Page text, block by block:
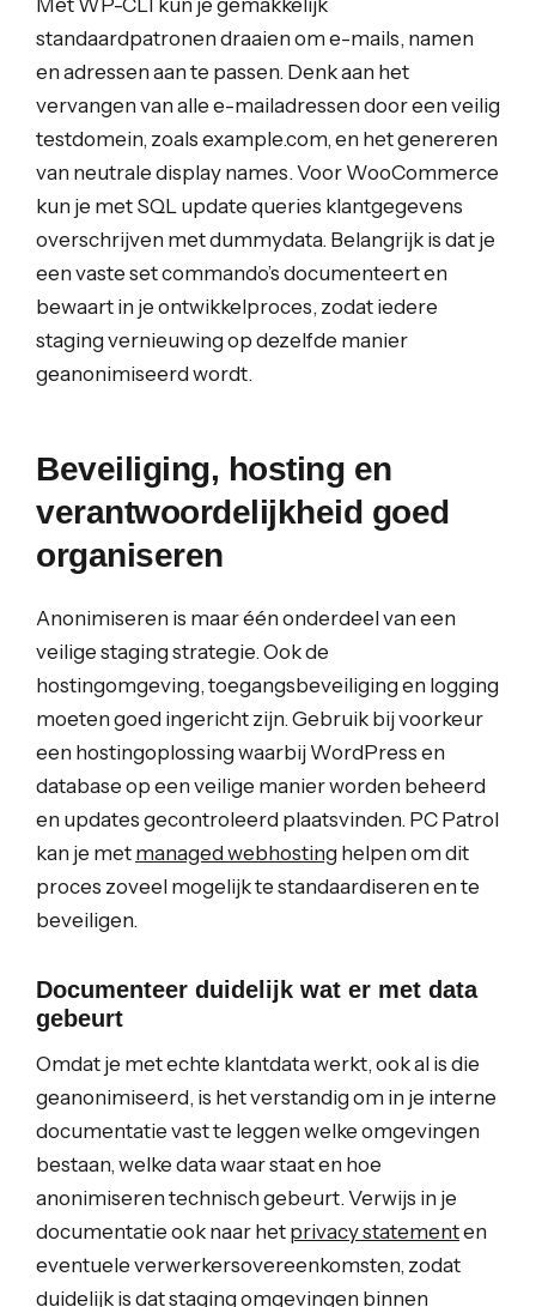
Met WP-CLI kun je gemakkelijk
standaardpatronen draaien om e-mails, namen
en adressen aan te passen. Denk aan het
vervangen van alle e-mailadressen door een veilig
testdomein, zoals example.com, en het genereren
van neutrale display names. Voor WooCommerce
kun je met SQL update queries klantgegevens
overschrijven met dummydata. Belangrijk is dat je
een vaste set commando’s documenteert en
bewaart in je ontwikkelproces, zodat iedere
staging vernieuwing op dezelfde manier
geanonimiseerd wordt.
Beveiliging, hosting en
verantwoordelijkheid goed
organiseren
Anonimiseren is maar één onderdeel van een
veilige staging strategie. Ook de
hostingomgeving, toegangsbeveiliging en logging
moeten goed ingericht zijn. Gebruik bij voorkeur
een hostingoplossing waarbij WordPress en
database op een veilige manier worden beheerd
en updates gecontroleerd plaatsvinden. PC Patrol
kan je met managed webhosting helpen om dit
proces zoveel mogelijk te standaardiseren en te
beveiligen.
Documenteer duidelijk wat er met data
gebeurt
Omdat je met echte klantdata werkt, ook al is die
geanonimiseerd, is het verstandig om in je interne
documentatie vast te leggen welke omgevingen
bestaan, welke data waar staat en hoe
anonimiseren technisch gebeurt. Verwijs in je
documentatie ook naar het privacy statementen
eventuele verwerkersovereenkomsten, zodat
duidelijk is dat staging omgevingen binnen